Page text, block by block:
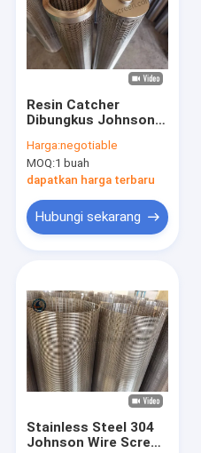
Produk
Pertunjukan VR
Tentang kami
Resin Catcher
Dibungkus Johnson
Stainless Steel 316l
Untuk Filter Resin
Harga:negotiable
MOQ:1 buah
dapatkan harga terbaru
Hubungi sekarang
Stainless Steel 304
Johnson Wire Screen